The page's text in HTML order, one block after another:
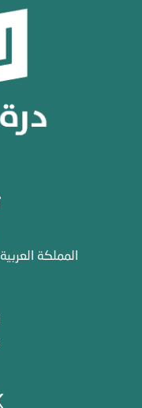
المملكة